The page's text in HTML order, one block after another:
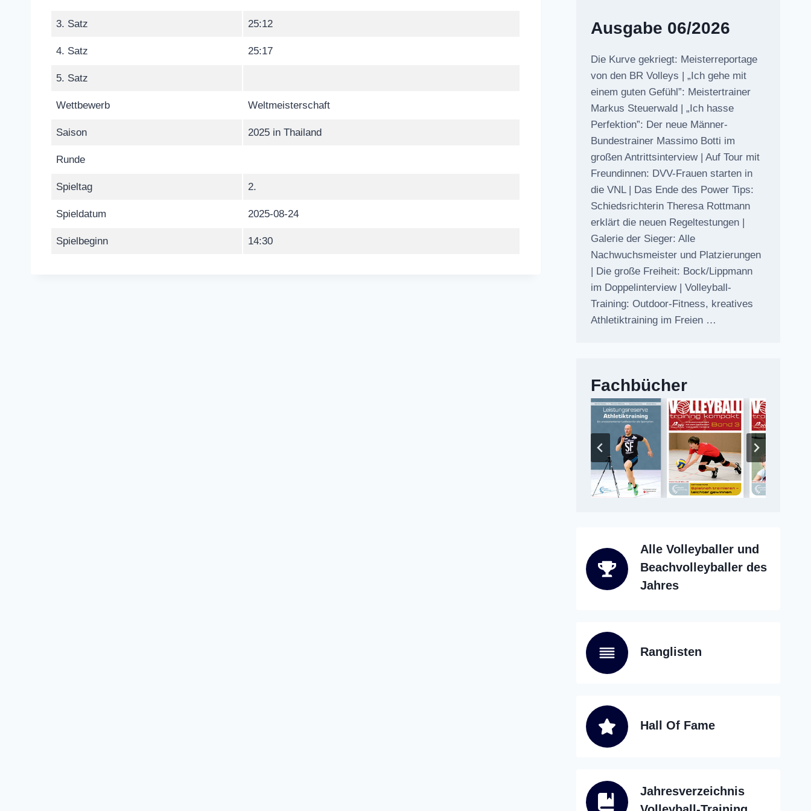
3. Satz 25:12
4. Satz 25:17
5. Satz
Wettbewerb Weltmeisterschaft
Saison 2025 in Thailand
Runde
Spieltag 2.
Spieldatum 2025-08-24
Spielbeginn 14:30
Ausgabe 06/2026
Die Kurve gekriegt: Meisterreportage
von den BR Volleys | „Ich gehe mit
einem guten Gefühl”: Meistertrainer
Markus Steuerwald | „Ich hasse
Perfektion”: Der neue Männer-
Bundestrainer Massimo Botti im
großen Antrittsinterview | Auf Tour mit
Freundinnen: DVV-Frauen starten in
die VNL | Das Ende des Power Tips:
Schiedsrichterin Theresa Rottmann
erklärt die neuen Regeltestungen |
Galerie der Sieger: Alle
Nachwuchsmeister und Platzierungen
| Die große Freiheit: Bock/Lippmann
im Doppelinterview | Volleyball-
Training: Outdoor-Fitness, kreatives
Athletiktraining im Freien …
Fachbücher
Alle Volleyballer und
Beachvolleyballer des
Jahres
Ranglisten
Hall Of Fame
Jahresverzeichnis